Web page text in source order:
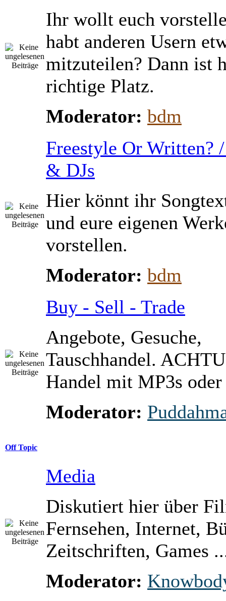
Ihr wollt euch
habt anderen Usern
mitzuteilen? Dann ist
richtige Platz.
Moderator: bdm
Freestyle Or Written?
& DJs
Hier könnt ihr
und eure eigenen
vorstellen.
Moderator: bdm
Buy - Sell - Trade
Angebote, Gesuche,
Tauschhandel.
Handel mit MP3s
Moderator:
Off Topic
Media
Diskutiert hier über
Fernsehen, Internet,
Zeitschriften, Games
Moderator: